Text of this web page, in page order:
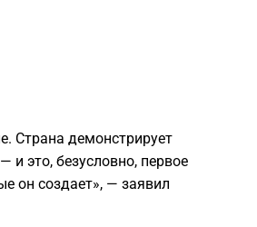
Страна демонстрирует
и это, безусловно, первое
он создает», — заявил